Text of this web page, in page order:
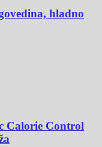
hladno
Calorie Control